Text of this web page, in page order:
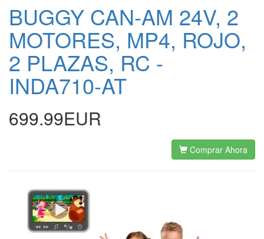
BUGGY CAN-AM 24V, 2
MOTORES, MP4, ROJO,
2 PLAZAS, RC -
INDA710-AT
699.99EUR
Comprar Ahora